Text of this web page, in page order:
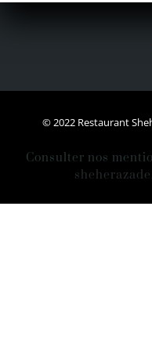
© 2022 Restaurant
Consulter nos